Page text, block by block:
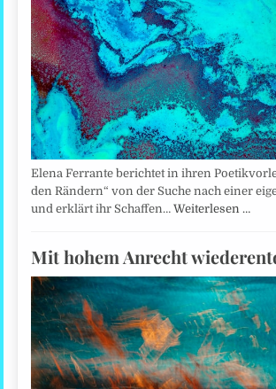
Elena Ferrante berichtet in ihren
den Rändern“ von der Suche nach einer
und erklärt ihr Schaffen…Weiterlesen …
Mit hohem Anrecht